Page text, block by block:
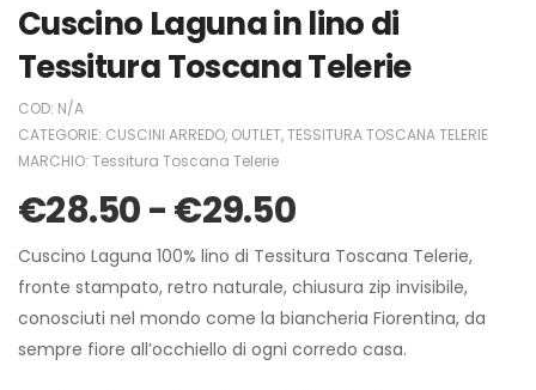
Cuscino Laguna in lino di
Tessitura Toscana Telerie
COD: N/A
CATEGORIE: CUSCINI ARREDO, OUTLET,TESSITURA TOSCANA TELERIE
MARCHIO: Tessitura Toscana Telerie
€28.50-€29.50
Cuscino Laguna 100% lino di Tessitura Toscana Telerie,
fronte stampato, retro naturale, chiusura zip invisibile,
conosciuti nel mondo come la biancheria Fiorentina, da
sempre fiore all’occhiello di ogni corredo casa.